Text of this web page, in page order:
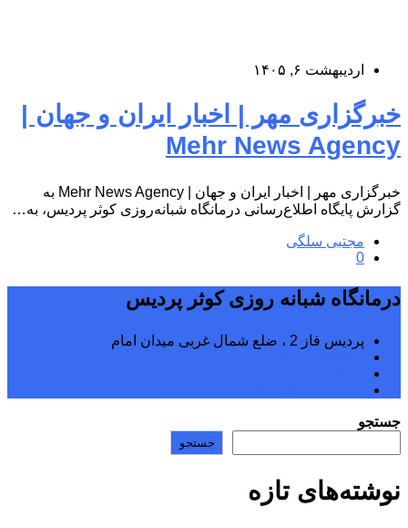
اردیبهشت ۶, ۱۴۰۵
خبرگزاری مهر | اخبار ایران و جهان |
Mehr News Agency
خبرگزاری مهر | اخبار ایران و جهان | Mehr News Agency به
گزارش پایگاه اطلاع‌رسانی درمانگاه شبانه‌روزی کوثر پردیس، به…
مجتبی سلگی
0
درمانگاه شبانه روزی کوثر پردیس
پردیس فاز 2 ، ضلع شمال غربی میدان امام
جستجو
جستجو
نوشته‌های تازه